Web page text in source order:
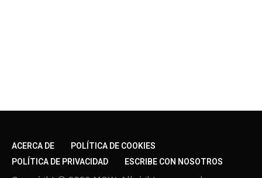
ACERCA DE
POLÍTICA DE COOKIES
POLÍTICA DE PRIVACIDAD
ESCRIBE CON NOSOTROS